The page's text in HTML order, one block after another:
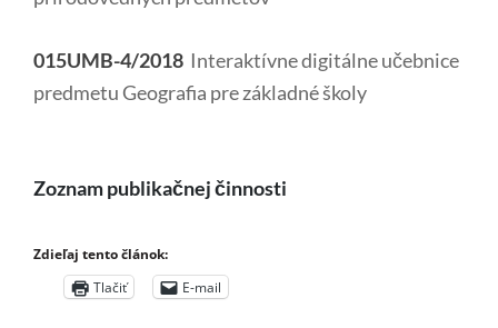
015UMB-4/2018 Interaktívne digitálne učebnice
predmetu Geografia pre základné školy
Zoznam publikačnej činnosti
Zdieľaj tento článok:
Tlačiť
E-mail